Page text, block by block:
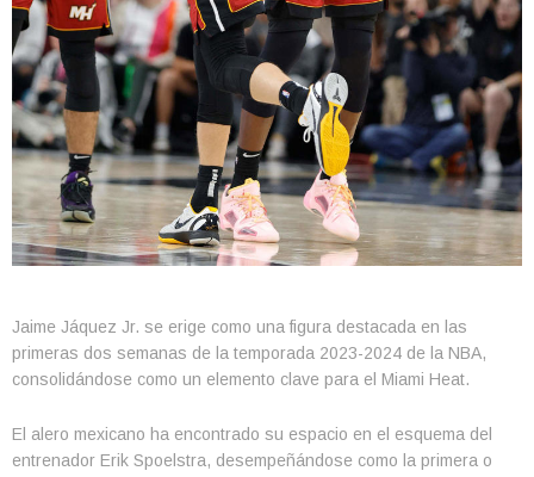
Jaime Jáquez Jr. se erige como una figura destacada en las
primeras dos semanas de la temporada 2023-2024 de la NBA,
consolidándose como un elemento clave para el Miami Heat.
El alero mexicano ha encontrado su espacio en el esquema del
entrenador Erik Spoelstra, desempeñándose como la primera o